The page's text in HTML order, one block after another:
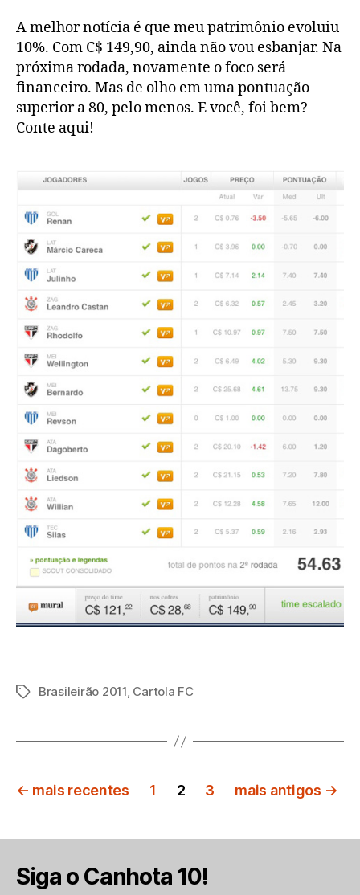
A melhor notícia é que meu patrimônio evoluiu
10%. Com C$ 149,90, ainda não vou esbanjar. Na
próxima rodada, novamente o foco será
financeiro. Mas de olho em uma pontuação
superior a 80, pelo menos. E você, foi bem?
Conte aqui!
TagsBrasileirão 2011, Cartola FC
Paginação
posts
← mais recentes 1 2 3 mais antigos →
Siga o Canhota 10!